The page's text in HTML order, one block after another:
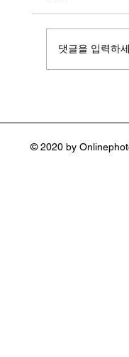
어
댓글을 입력하
© 2020 by